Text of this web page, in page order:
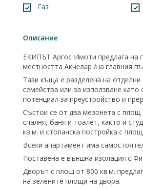
Газ
Описание
ЕКИПЪТ Аргос Имоти предлага на
местността Акчелар /на главния
Тази къща е разделена на
семейства или за използване
потенциал за преустройство и
Състои се от два мезонета с площ
спалня, баня и тоалет, както и
кв.м. и стопанска постройка с
Всеки апартамент има
Поставена е външна изолация с
Дворът с площ от 800 кв.м.
на зелените площи на двора.